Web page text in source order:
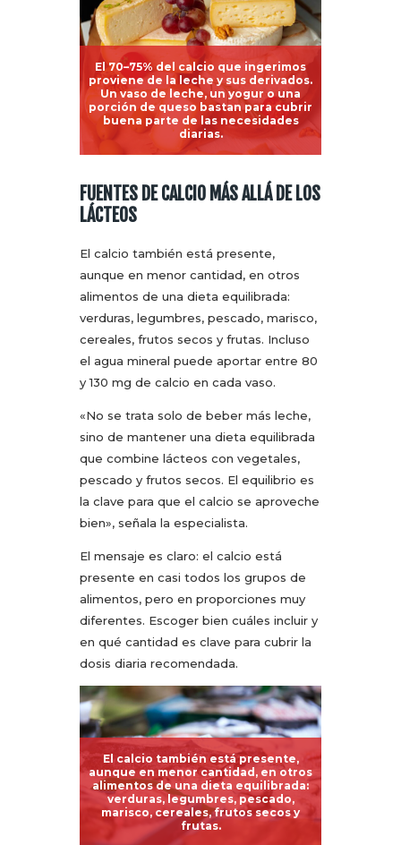
El 70–75% del calcio que ingerimos
proviene de la leche y sus derivados.
Un vaso de leche, un yogur o una
porción de queso bastan para cubrir
buena parte de las necesidades
diarias.
FUENTES DE CALCIO MÁS ALLÁ DE LOS
LÁCTEOS
El calcio también está presente,
aunque en menor cantidad, en otros
alimentos de una dieta equilibrada:
verduras, legumbres, pescado, marisco,
cereales, frutos secos y frutas. Incluso
el agua mineral puede aportar entre 80
y 130 mg de calcio en cada vaso.
«No se trata solo de beber más leche,
sino de mantener una dieta equilibrada
que combine lácteos con vegetales,
pescado y frutos secos. El equilibrio es
la clave para que el calcio se aproveche
bien», señala la especialista.
El mensaje es claro: el calcio está
presente en casi todos los grupos de
alimentos, pero en proporciones muy
diferentes. Escoger bien cuáles incluir y
en qué cantidad es clave para cubrir la
dosis diaria recomendada.
El calcio también está presente,
aunque en menor cantidad, en otros
alimentos de una dieta equilibrada:
verduras, legumbres, pescado,
marisco, cereales, frutos secos y
frutas.